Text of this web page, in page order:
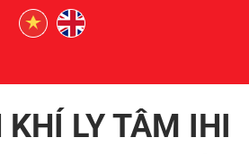
KHÍ LY TÂM IHI